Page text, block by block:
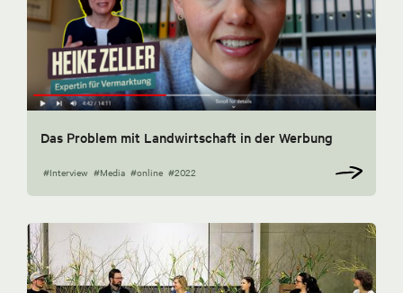
Das Problem mit Landwirtschaft in der Werbung
#Interview #Media #online #2022